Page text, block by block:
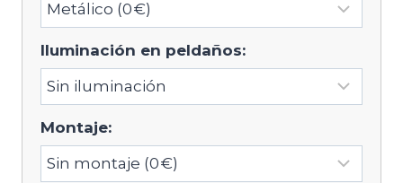
Iluminación en peldaños:
Montaje: